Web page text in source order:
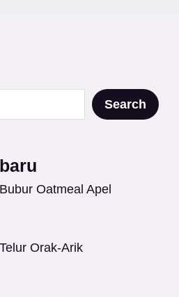
Search
Oatmeal Apel
Orak-Arik